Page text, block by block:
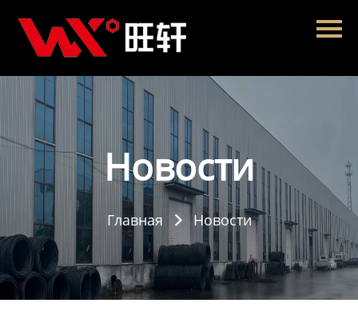
Главная
Продукция
Новости
О нас
Контакты Новости
Главная  Новости